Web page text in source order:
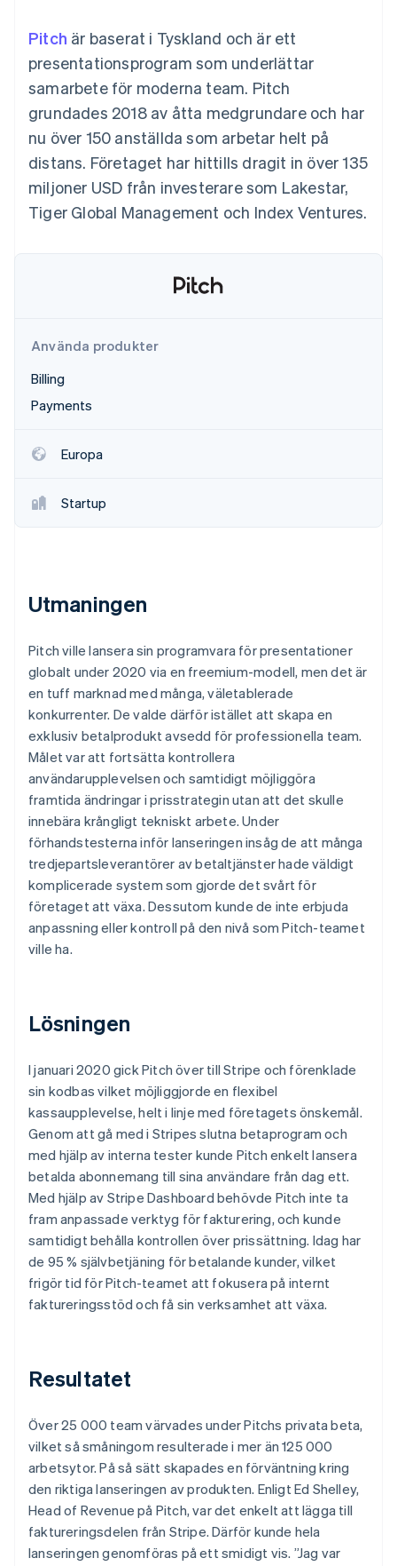
Accelererad kassaprocess
Financial Connections
Länkade finanskontodata
redovisning
Stripe Sigma
Anpassade
rapporter
Data Pipeline
Datasynkronisering
Mer
Product roadmap
Radar
Climate
Koldioxidinfångning
Identity
Identitetsverifiering online
Se hur Stripe bygger den ekonomiska
AI-företag
Kreatörsekonomi
Spel
Besöksnäring, resor
Försäkringsbolag
underhållning
Professionella tjänster
Offentlig sektor
fakturering
Utfärda stablecoin-
stödda kort
Tillhandahåll och
hantera tjänster med
agenter
Resurser
Kodexempel
API-status
Produktplan
Sessions årliga
konferens
Karriärer
Nyhetsrum
Stripe Press
Kontakt
Kontakta säljteamet
Pitch är baserat i Tyskland och är ett
presentationsprogram som underlättar
samarbete för moderna team. Pitch
grundades 2018 av åtta medgrundare och har
nu över 150 anställda som arbetar helt på
distans. Företaget har hittills dragit in över 135
miljoner USD från investerare som Lakestar,
Tiger Global Management och Index Ventures.
Använda produkter
Billing
Payments
Europa
Startup
Utmaningen
Pitch ville lansera sin programvara för presentationer
globalt under 2020 via en freemium-modell, men det är
en tuff marknad med många, väletablerade
konkurrenter. De valde därför istället att skapa en
exklusiv betalprodukt avsedd för professionella team.
Målet var att fortsätta kontrollera
användarupplevelsen och samtidigt möjliggöra
framtida ändringar i prisstrategin utan att det skulle
innebära krångligt tekniskt arbete. Under
förhandstesterna inför lanseringen insåg de att många
tredjepartsleverantörer av betaltjänster hade väldigt
komplicerade system som gjorde det svårt för
företaget att växa. Dessutom kunde de inte erbjuda
anpassning eller kontroll på den nivå som Pitch-teamet
ville ha.
Lösningen
I januari 2020 gick Pitch över till Stripe och förenklade
sin kodbas vilket möjliggjorde en flexibel
kassaupplevelse, helt i linje med företagets önskemål.
Genom att gå med i Stripes slutna betaprogram och
med hjälp av interna tester kunde Pitch enkelt lansera
betalda abonnemang till sina användare från dag ett.
Med hjälp av Stripe Dashboard behövde Pitch inte ta
fram anpassade verktyg för fakturering, och kunde
samtidigt behålla kontrollen över prissättning. Idag har
de 95 % självbetjäning för betalande kunder, vilket
frigör tid för Pitch-teamet att fokusera på internt
faktureringsstöd och få sin verksamhet att växa.
Resultatet
Över 25 000 team värvades under Pitchs privata beta,
vilket så småningom resulterade i mer än 125 000
arbetsytor. På så sätt skapades en förväntning kring
den riktiga lanseringen av produkten. Enligt Ed Shelley,
Head of Revenue på Pitch, var det enkelt att lägga till
faktureringsdelen från Stripe. Därför kunde hela
lanseringen genomföras på ett smidigt vis. ”Jag var